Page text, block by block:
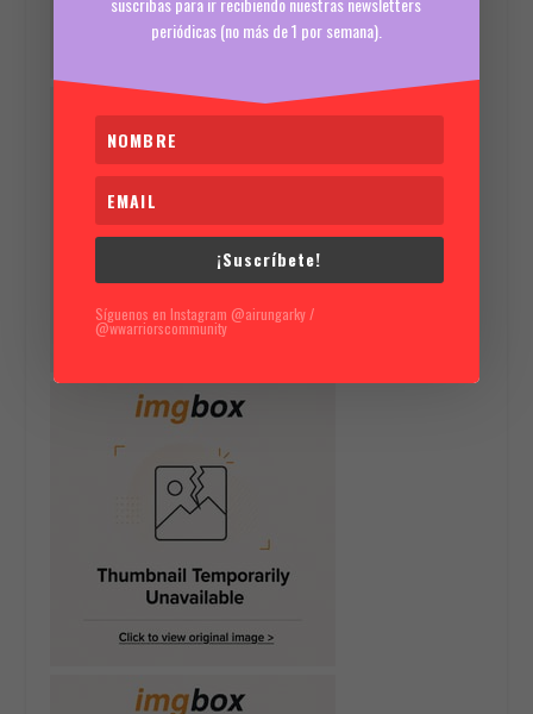
periódicas (no más de 1 por semana).
¡Suscríbete!
Síguenos en Instagram @airungarky /
@wwarriorscommunity